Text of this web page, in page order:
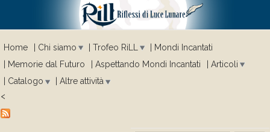
Home Chi siamo Trofeo RiLL
Mondi Incantati
Memorie dal Futuro
Aspettando Mondi Incantati
Articoli
Catalogo
Altre attività
<